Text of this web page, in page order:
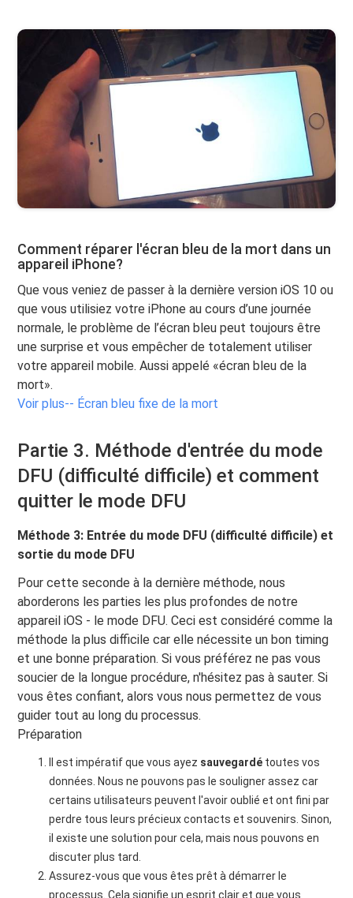
Comment réparer l'écran bleu de la mort dans un
appareil iPhone?
Que vous veniez de passer à la dernière version iOS 10 ou
que vous utilisiez votre iPhone au cours d’une journée
normale, le problème de l’écran bleu peut toujours être
une surprise et vous empêcher de totalement utiliser
votre appareil mobile. Aussi appelé «écran bleu de la
mort».
Voir plus-- Écran bleu fixe de la mort
Partie 3. Méthode d'entrée du mode
DFU (difficulté difficile) et comment
quitter le mode DFU
Méthode 3: Entrée du mode DFU (difficulté difficile) et
sortie du mode DFU
Pour cette seconde à la dernière méthode, nous
aborderons les parties les plus profondes de notre
appareil iOS - le mode DFU. Ceci est considéré comme la
méthode la plus difficile car elle nécessite un bon timing
et une bonne préparation. Si vous préférez ne pas vous
soucier de la longue procédure, n'hésitez pas à sauter. Si
vous êtes confiant, alors vous nous permettez de vous
guider tout au long du processus.
Préparation
Il est impératif que vous ayez sauvegardé toutes vos
données. Nous ne pouvons pas le souligner assez car
certains utilisateurs peuvent l'avoir oublié et ont fini par
perdre tous leurs précieux contacts et souvenirs. Sinon,
il existe une solution pour cela, mais nous pouvons en
discuter plus tard.
Assurez-vous que vous êtes prêt à démarrer le
processus. Cela signifie un esprit clair et que vous